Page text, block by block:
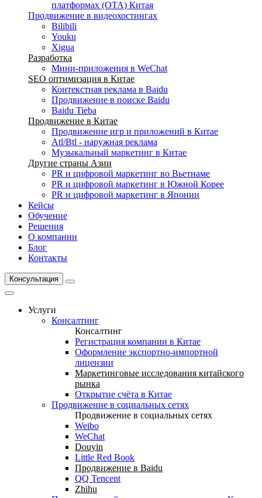
платформах (OTA) Китая
Продвижение в видеохостингах
Bilibili
Youku
Xigua
Разработка
Мини-приложения в WeChat
SEO оптимизация в Китае
Контекстная реклама в Baidu
Продвижение в поиске Baidu
Baidu Tieba
Продвижение в Китае
Продвижение игр и приложений в Китае
Atl/Btl - наружная реклама
Музыкальный маркетинг в Китае
Другие страны Азии
PR и цифровой маркетинг во Вьетнаме
PR и цифровой маркетинг в Южной Корее
PR и цифровой маркетинг в Японии
Кейсы
Обучение
Решения
О компании
Блог
Контакты
Консультация
Услуги
Консалтинг
Консалтинг
Регистрация компании в Китае
Оформление экспортно-импортной
лицензии
Маркетинговые исследования китайского
рынка
Открытие счёта в Китае
Продвижение в социальных сетях
Продвижение в социальных сетях
Weibo
WeChat
Douyin
Little Red Book
Продвижение в Baidu
QQ Tencent
Zhihu